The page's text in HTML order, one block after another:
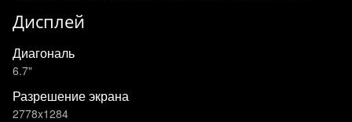
Дисплей
Диагональ
6.7"
Разрешение экрана
2778x1284